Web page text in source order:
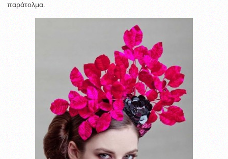
παράτολμα.